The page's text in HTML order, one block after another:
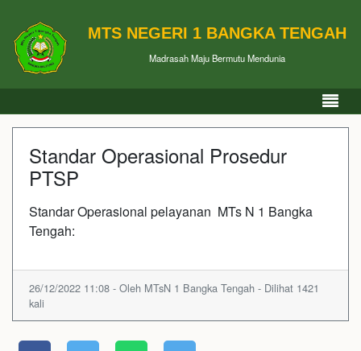
MTS NEGERI 1 BANGKA TENGAH
Madrasah Maju Bermutu Mendunia
Standar Operasional Prosedur
PTSP
Standar Operasional pelayanan MTs N 1 Bangka
Tengah:
26/12/2022 11:08 - Oleh MTsN 1 Bangka Tengah - Dilihat 1421
kali